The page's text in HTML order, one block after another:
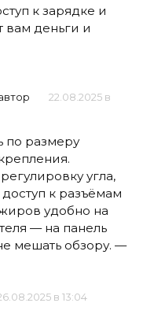
к зарядке и
вам деньги и
22.08.2025 в
по размеру
угла,
к разъёмам
удобно на
— на панель
мешать обзору. —
в 13:04